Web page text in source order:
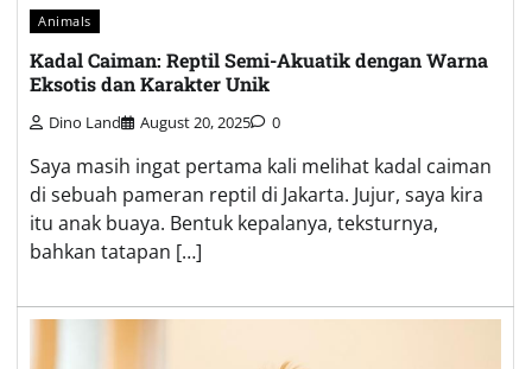
Animals
Kadal Caiman: Reptil Semi-Akuatik dengan Warna
Eksotis dan Karakter Unik
Dino Land August 20, 2025 0
Saya masih ingat pertama kali melihat kadal caiman
di sebuah pameran reptil di Jakarta. Jujur, saya kira
itu anak buaya. Bentuk kepalanya, teksturnya,
bahkan tatapan […]